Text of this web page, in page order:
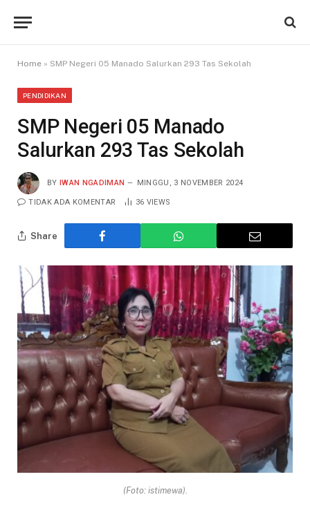
Home » SMP Negeri 05 Manado Salurkan 293 Tas Sekolah
PENDIDIKAN
SMP Negeri 05 Manado
Salurkan 293 Tas Sekolah
BY IWAN NGADIMAN MINGGU, 3 NOVEMBER 2024
TIDAK ADA KOMENTAR 36 VIEWS
Share
(Foto: istimewa).